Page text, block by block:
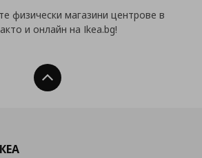
физически магазини центрове в
и онлайн на Ikea.bg!
Нагоре